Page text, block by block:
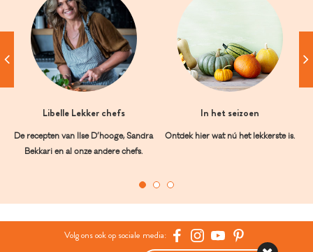
Libelle Lekker chefs
De recepten van Ilse D’hooge, Sandra
Bekkari en al onze andere chefs.
In het seizoen
Ontdek hier wat nú het lekkerste is.
Volg ons ook op sociale media: